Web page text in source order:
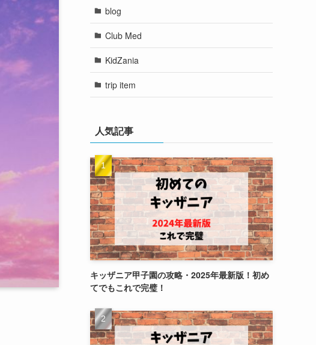
blog
Club Med
KidZania
trip item
人気記事
キッザニア甲子園の攻略・2025年最新版！初め
てでもこれで完璧！